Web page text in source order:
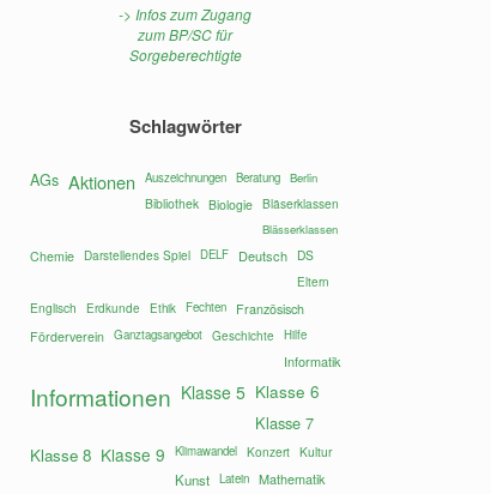
-> Infos zum Zugang
zum BP/SC für
Sorgeberechtigte
Schlagwörter
AGs Aktionen Auszeichnungen Beratung Berlin
Bibliothek Biologie Bläserklassen
Blässerklassen
Chemie Darstellendes Spiel DELF Deutsch DS
Eltern
Englisch Erdkunde Ethik Fechten
Französisch
Förderverein Ganztagsangebot Geschichte Hilfe
Informatik
Informationen Klasse 5 Klasse 6
Klasse 7
Klasse 8 Klasse 9 Klimawandel Konzert Kultur
Kunst Latein Mathematik